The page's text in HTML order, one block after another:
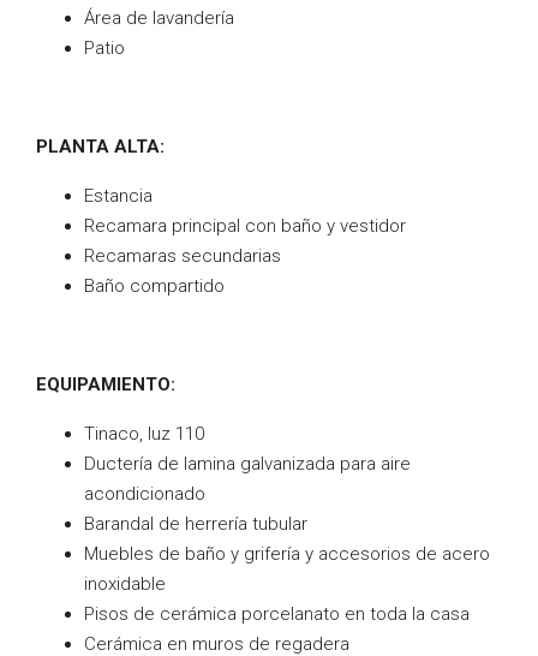
Área de lavandería
Patio
PLANTA ALTA:
Estancia
Recamara principal con baño y vestidor
Recamaras secundarias
Baño compartido
EQUIPAMIENTO:
Tinaco, luz 110
Ductería de lamina galvanizada para aire
acondicionado
Barandal de herrería tubular
Muebles de baño y grifería y accesorios de acero
inoxidable
Pisos de cerámica porcelanato en toda la casa
Cerámica en muros de regadera